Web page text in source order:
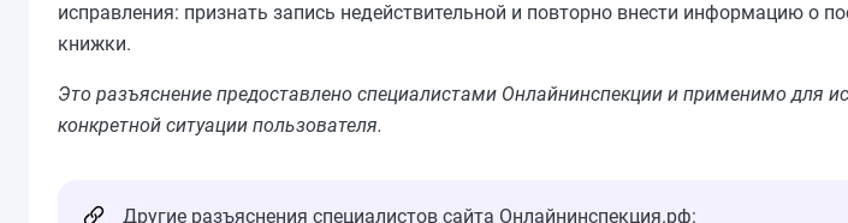
исправления: признать запись недействительной и повторно внести информацию о
книжки.
Это разъяснение предоставлено специалистами Онлайнинспекции и применимо для
конкретной ситуации пользователя.
Другие разъяснения специалистов сайта Онлайнинспекция.рф: